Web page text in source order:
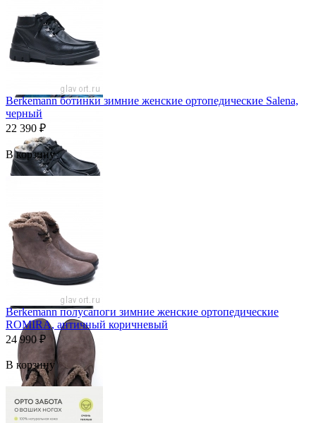
Berkemann ботинки зимние женские ортопедические Salena,
черный
22 390 ₽
В корзину
Berkemann полусапоги зимние женские ортопедические
ROMIRA, античный коричневый
24 990 ₽
В корзину